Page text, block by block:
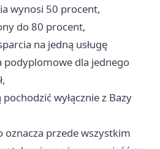
wynosi 50 procent,
do 80 procent,
na jedną usługę
dla jednego
wyłącznie z Bazy
oznacza przede wszystkim